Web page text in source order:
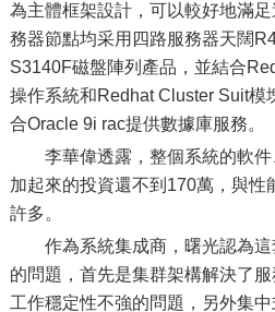
為主體框架設計，可以較好地滿
務器節點均采用四路服務器天闊
S3140F磁盤陣列產品，並結合
操作系統和Redhat Cluster Suit模
合Oracle 9i rac提供數據庫服務。
李華偉透露，整個系統的軟
加起來的投資還不到170萬，與性
許多。
作為系統集成商，曙光認為
的問題，首先是集群架構解決了
工作穩定性不強的問題，另外集